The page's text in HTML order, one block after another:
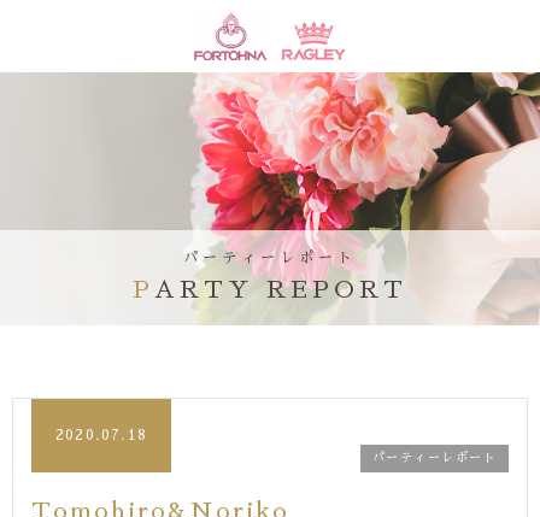
パーティーレポート
PARTY REPORT
2020.07.18
パーティーレポート
Tomohiro&Noriko